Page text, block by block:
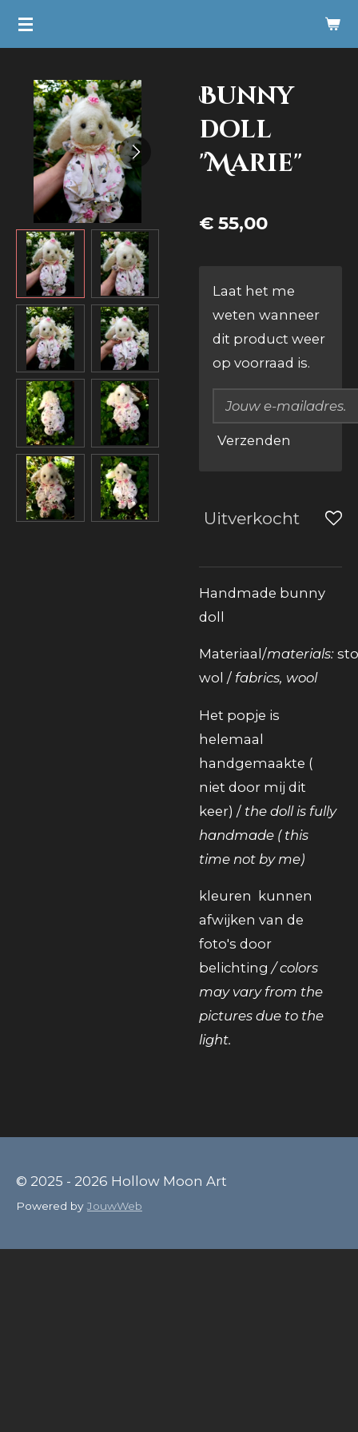
Ga
hoofdinhoud
Bunny
doll
"Marie"
€ 55,00
Laat het me
weten wanneer
dit product weer
op voorraad is.
Verzenden
Uitverkocht
Handmade bunny
doll
Materiaal/materials:
wol / fabrics, wool
Het popje is
helemaal
handgemaakte (
niet door mij dit
keer) / the doll is fully
handmade ( this
time not by me)
kleuren kunnen
afwijken van de
foto's door
belichting/ colors
may vary from the
pictures due to the
light.
© 2025 - 2026 Hollow Moon Art
Powered byJouwWeb